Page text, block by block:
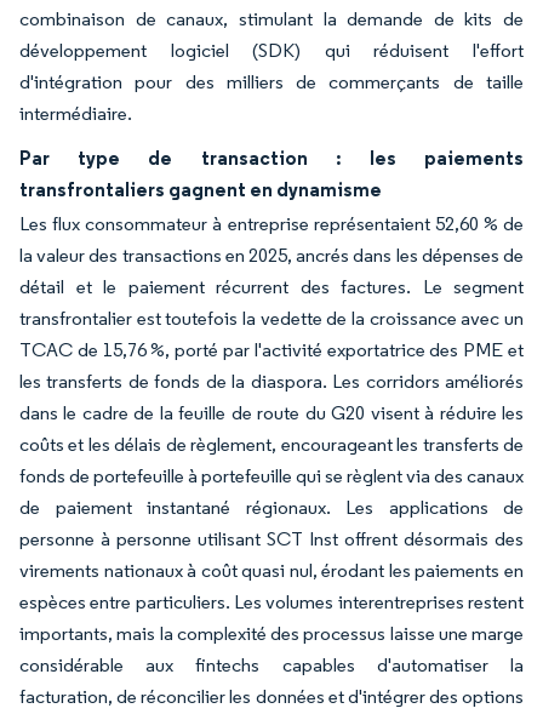
combinaison de canaux, stimulant la demande de kits de
développement logiciel (SDK) qui réduisent l'effort
d'intégration pour des milliers de commerçants de taille
intermédiaire.
Par type de transaction : les paiements
transfrontaliers gagnent en dynamisme
Les flux consommateur à entreprise représentaient 52,60 % de
la valeur des transactions en 2025, ancrés dans les dépenses de
détail et le paiement récurrent des factures. Le segment
transfrontalier est toutefois la vedette de la croissance avec un
TCAC de 15,76 %, porté par l'activité exportatrice des PME et
les transferts de fonds de la diaspora. Les corridors améliorés
dans le cadre de la feuille de route du G20 visent à réduire les
coûts et les délais de règlement, encourageant les transferts de
fonds de portefeuille à portefeuille qui se règlent via des canaux
de paiement instantané régionaux. Les applications de
personne à personne utilisant SCT Inst offrent désormais des
virements nationaux à coût quasi nul, érodant les paiements en
espèces entre particuliers. Les volumes interentreprises restent
importants, mais la complexité des processus laisse une marge
considérable aux fintechs capables d'automatiser la
facturation, de réconcilier les données et d'intégrer des options